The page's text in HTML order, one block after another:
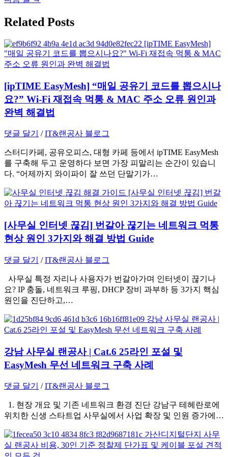
Related Posts
[ipTIME EasyMesh] “매일 공유기 코드를 뽑으시나
요?” Wi-Fi 재접속 먹통 & MAC 주소 오류 원인과
완벽 해결법
댓글 달기 /IT&랜공사 블로그
스터디카페, 공유오피스, 대형 카페 등에서 ipTIME EasyMesh
를 구축해 두고 운영하다 보면 가장 피말리는 순간이 있습니
다. “어제까지 와이파이 잘 쓰던 단말기가…
[사무실 인터넷 끊김] 번갈아 끊기는 네트워크 먹통
현상 원인 3가지와 해결 방법 Guide
댓글 달기 /IT&랜공사 블로그
사무실 특정 자리나 사용자가 번갈아가며 인터넷이 끊기나
요? IP 충돌, 네트워크 루핑, DHCP 장비 과부하 등 3가지 핵심
원인을 진단하고,…
강남 사무실 랜공사 | Cat.6 25라인 포설 및
EasyMesh 무선 네트워크 구축 사례
댓글 달기 /IT&랜공사 블로그
1. 현장 개요 및 기존 네트워크 환경 진단 강남구 테헤란로에
위치한 신생 스타트업 사무실에서 사업 확장 및 인원 증가에…